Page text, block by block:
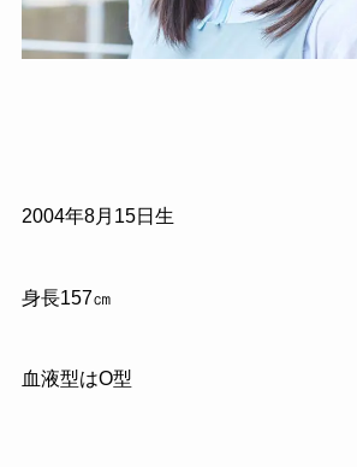
2004年8月15日生
身長157㎝
血液型はO型